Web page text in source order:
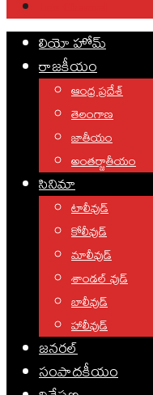
లియో హోమ్
రాజకీయం
ఆంధ్ర ప్రదేశ్
తెలంగాణ
జాతీయం
అంతర్జాతీయం
సినిమా
టాలీవుడ్
కోలీవుడ్
మాలీవుడ్
శాండల్ వుడ్
బాలీవుడ్
హాలీవుడ్
జనరల్
సంపాదకీయం